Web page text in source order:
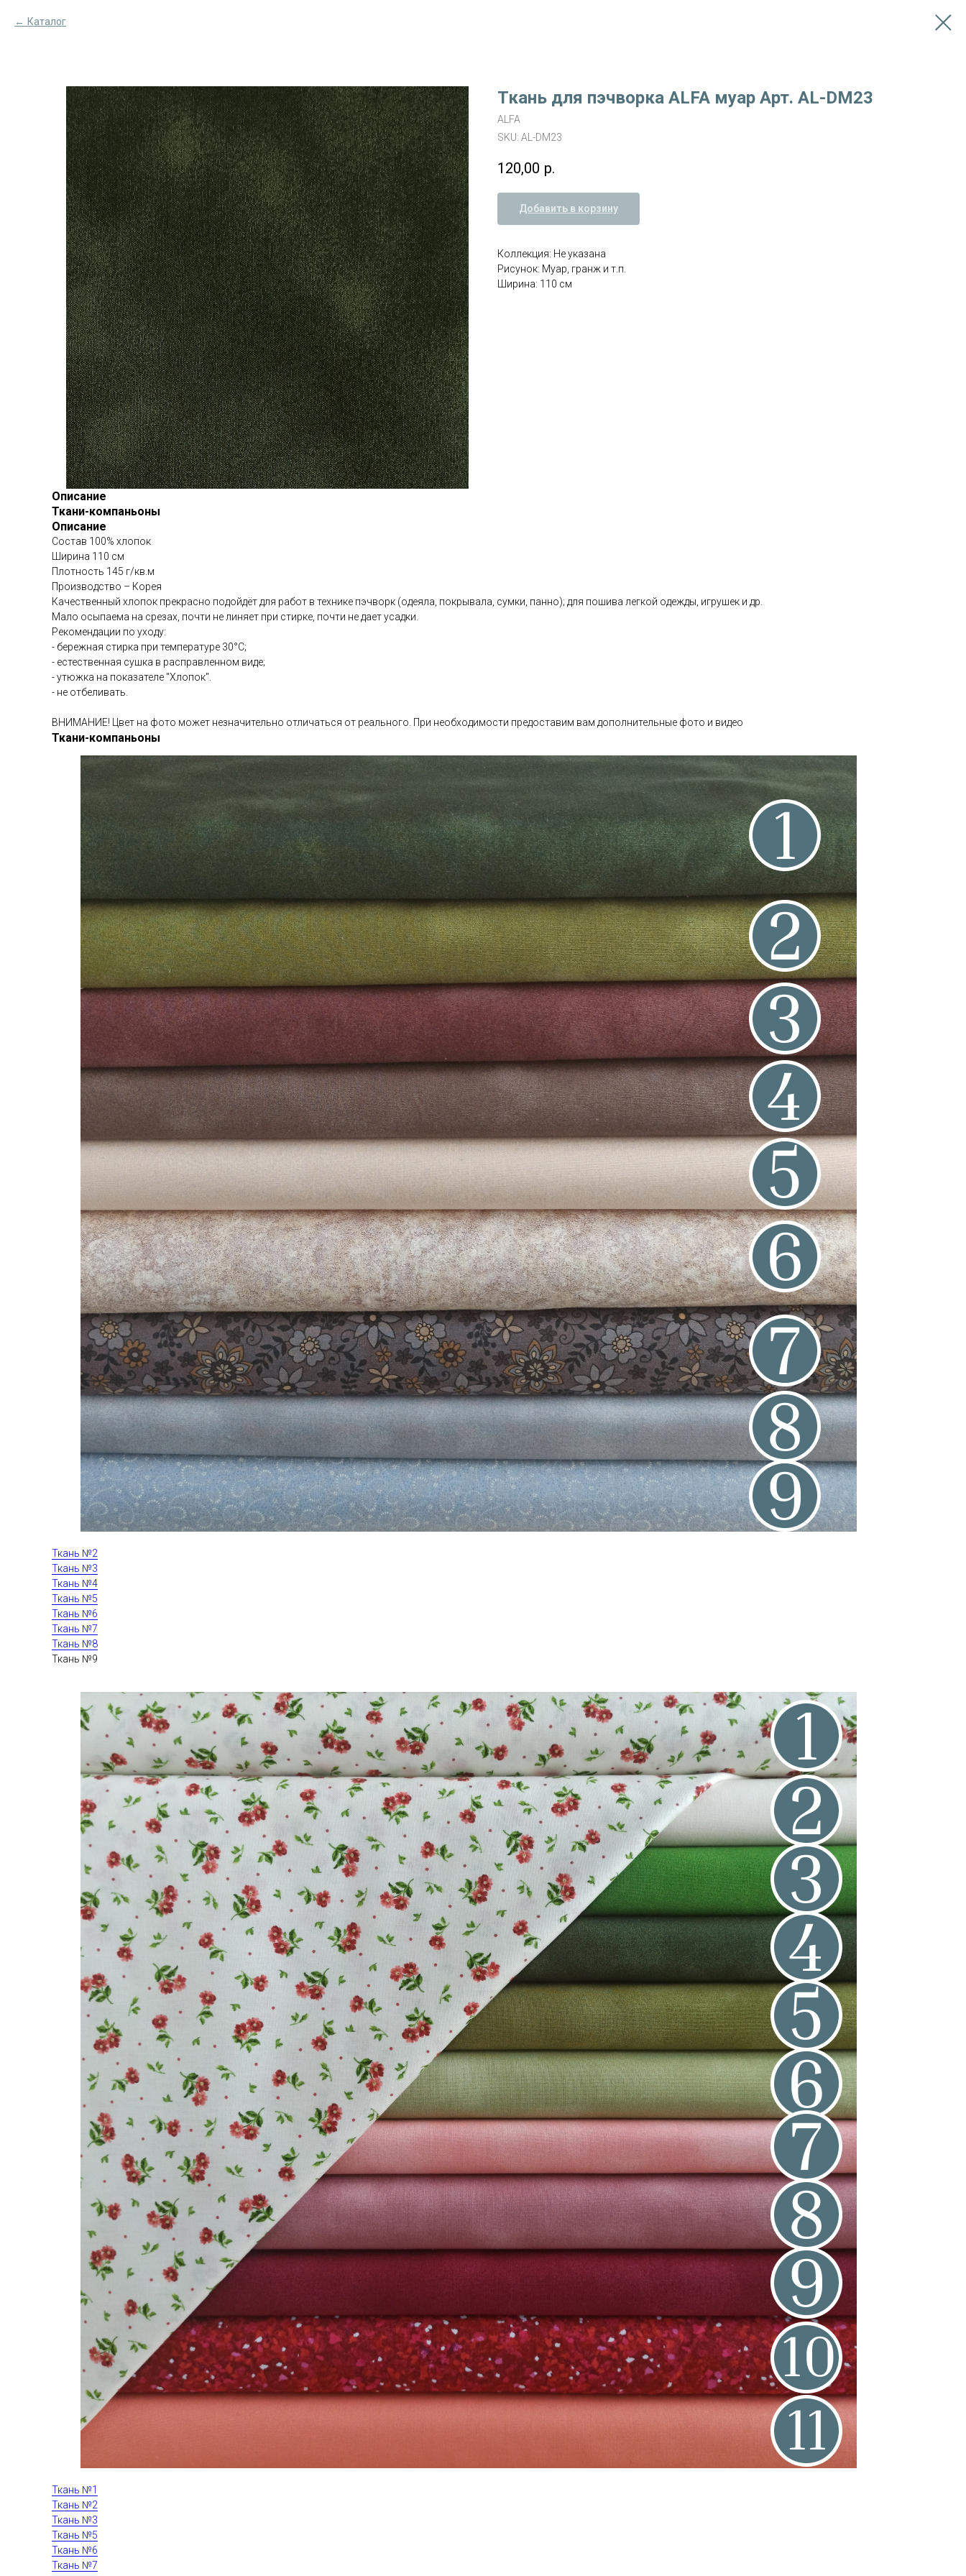
Каталог
Ткань для пэчворка ALFA муар Арт. AL-DM23
ALFA
SKU: AL-DM23
120,00 р.
Добавить в корзину
Коллекция: Не указана
Рисунок: Муар, гранж и т.п.
Ширина: 110 см
Описание
Ткани-компаньоны
Описание
Состав 100% хлопок
Ширина 110 см
Плотность 145 г/кв.м
Производство – Корея
Качественный хлопок прекрасно подойдёт для работ в технике пэчворк (одеяла, покрывала, сумки, панно); для пошива легкой одежды, игрушек и др.
Мало осыпаема на срезах, почти не линяет при стирке, почти не дает усадки.
Рекомендации по уходу:
- бережная стирка при температуре 30°С;
- естественная сушка в расправленном виде;
- утюжка на показателе "Хлопок".
- не отбеливать.
ВНИМАНИЕ! Цвет на фото может незначительно отличаться от реального. При необходимости предоставим вам дополнительные фото и видео
Ткани-компаньоны
Ткань №2
Ткань №3
Ткань №4
Ткань №5
Ткань №6
Ткань №7
Ткань №8
Ткань №9
Ткань №1
Ткань №2
Ткань №3
Ткань №5
Ткань №6
Ткань №7